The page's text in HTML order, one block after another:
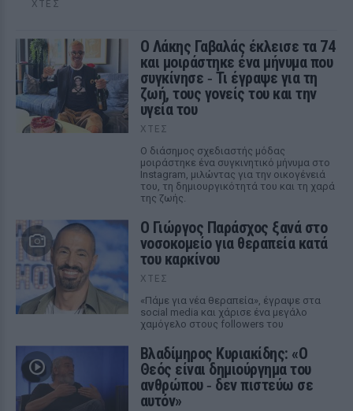
ΧΤΕΣ
Ο Λάκης Γαβαλάς έκλεισε τα 74
και μοιράστηκε ένα μήνυμα που
συγκίνησε ‑ Τι έγραψε για τη
ζωή, τους γονείς του και την
υγεία του
ΧΤΕΣ
Ο διάσημος σχεδιαστής μόδας
μοιράστηκε ένα συγκινητικό μήνυμα στο
Instagram, μιλώντας για την οικογένειά
του, τη δημιουργικότητά του και τη χαρά
της ζωής.
O Γιώργος Παράσχος ξανά στο
νοσοκομείο για θεραπεία κατά
του καρκίνου
ΧΤΕΣ
«Πάμε για νέα θεραπεία», έγραψε στα
social media και χάρισε ένα μεγάλο
χαμόγελο στους followers του
Βλαδίμηρος Κυριακίδης: «Ο
Θεός είναι δημιούργημα του
ανθρώπου ‑ δεν πιστεύω σε
αυτόν»